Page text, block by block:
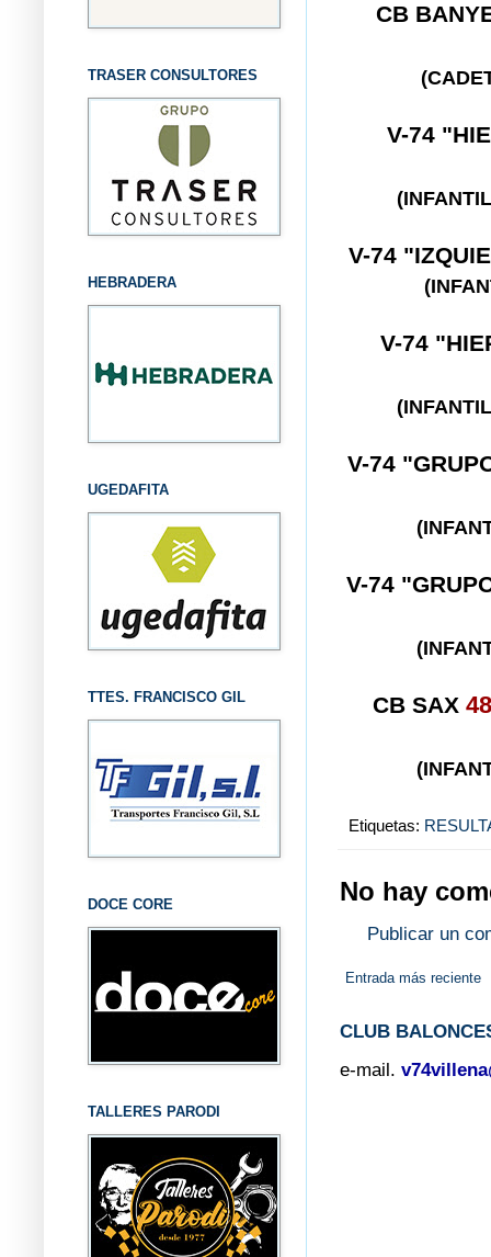
CB
V-74
V-74
V-74
V-74
V-74
CB SAX 48
Etiquetas:
No hay
Publicar un
Entrada más reciente
CLUB
e-mail.
TRASER CONSULTORES
HEBRADERA
UGEDAFITA
TTES. FRANCISCO GIL
DOCE CORE
TALLERES PARODI